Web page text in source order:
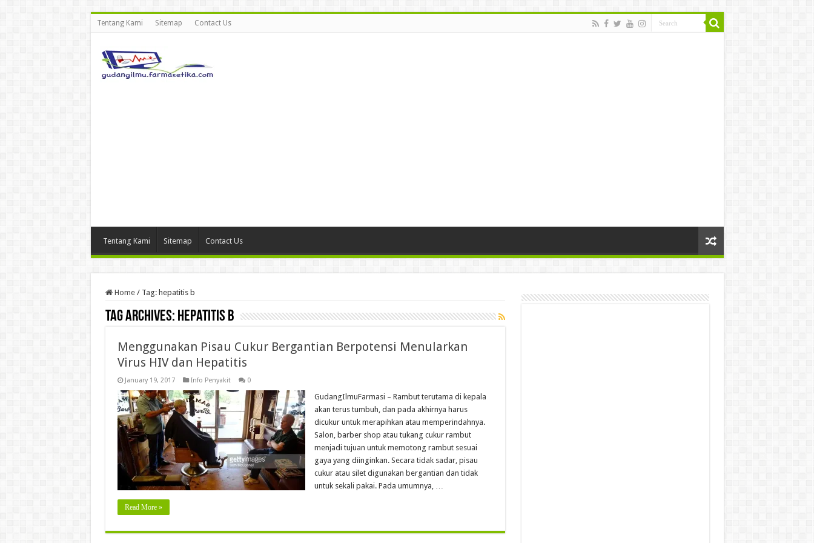
Tentang Kami Sitemap Contact Us
Tentang Kami Sitemap Contact Us
Home / Tag: hepatitis b
Tag Archives: hepatitis b
Menggunakan Pisau Cukur Bergantian Berpotensi Menularkan
Virus HIV dan Hepatitis
January 19, 2017 Info Penyakit 0
GudangIlmuFarmasi – Rambut terutama di kepala
akan terus tumbuh, dan pada akhirnya harus
dicukur untuk merapihkan atau memperindahnya.
Salon, barber shop atau tukang cukur rambut
menjadi tujuan untuk memotong rambut sesuai
gaya yang diinginkan. Secara tidak sadar, pisau
cukur atau silet digunakan bergantian dan tidak
untuk sekali pakai. Pada umumnya, …
Read More »